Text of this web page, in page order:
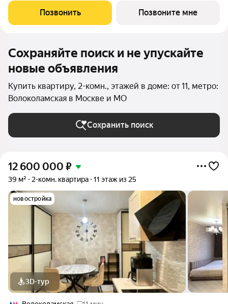
в жилом комплексе "Пятницкое 58".Здесь не нужно
беспокоиться о ремонте большинство
Позвонить Позвоните мне
Сохраняйте поиск и не упускайте
новые объявления
Купить квартиру, 2-комн., этажей в доме: от 11, метро:
Волоколамская в Москве и МО
Сохранить поиск
12 600 000 ₽
39 м² 2-комн. квартира 11 этаж из 25
новостройка
3D-тур